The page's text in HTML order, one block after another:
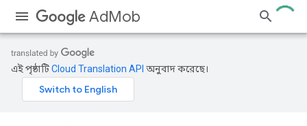
AdMob
এই পৃষ্ঠাটিCloud Translation API অনুবাদ করেছে।